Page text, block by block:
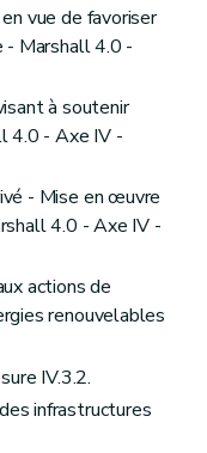
vue de favoriser
- Marshall 4.0 -
à soutenir
4.0 - Axe IV -
- Mise en œuvre
4.0 - Axe IV -
actions de
renouvelables
IV.3.2.
infrastructures